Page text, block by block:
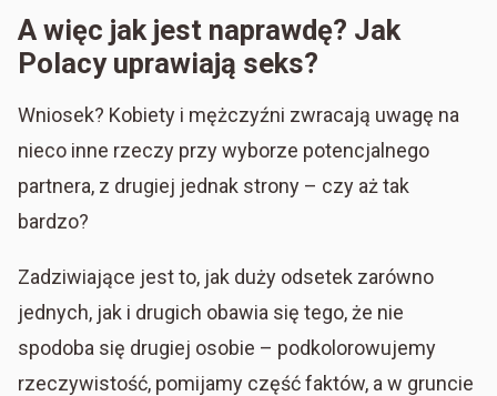
A więc jak jest naprawdę? Jak
Polacy uprawiają seks?
Wniosek? Kobiety i mężczyźni zwracają uwagę na
nieco inne rzeczy przy wyborze potencjalnego
partnera, z drugiej jednak strony – czy aż tak
bardzo?
Zadziwiające jest to, jak duży odsetek zarówno
jednych, jak i drugich obawia się tego, że nie
spodoba się drugiej osobie – podkolorowujemy
rzeczywistość, pomijamy część faktów, a w gruncie